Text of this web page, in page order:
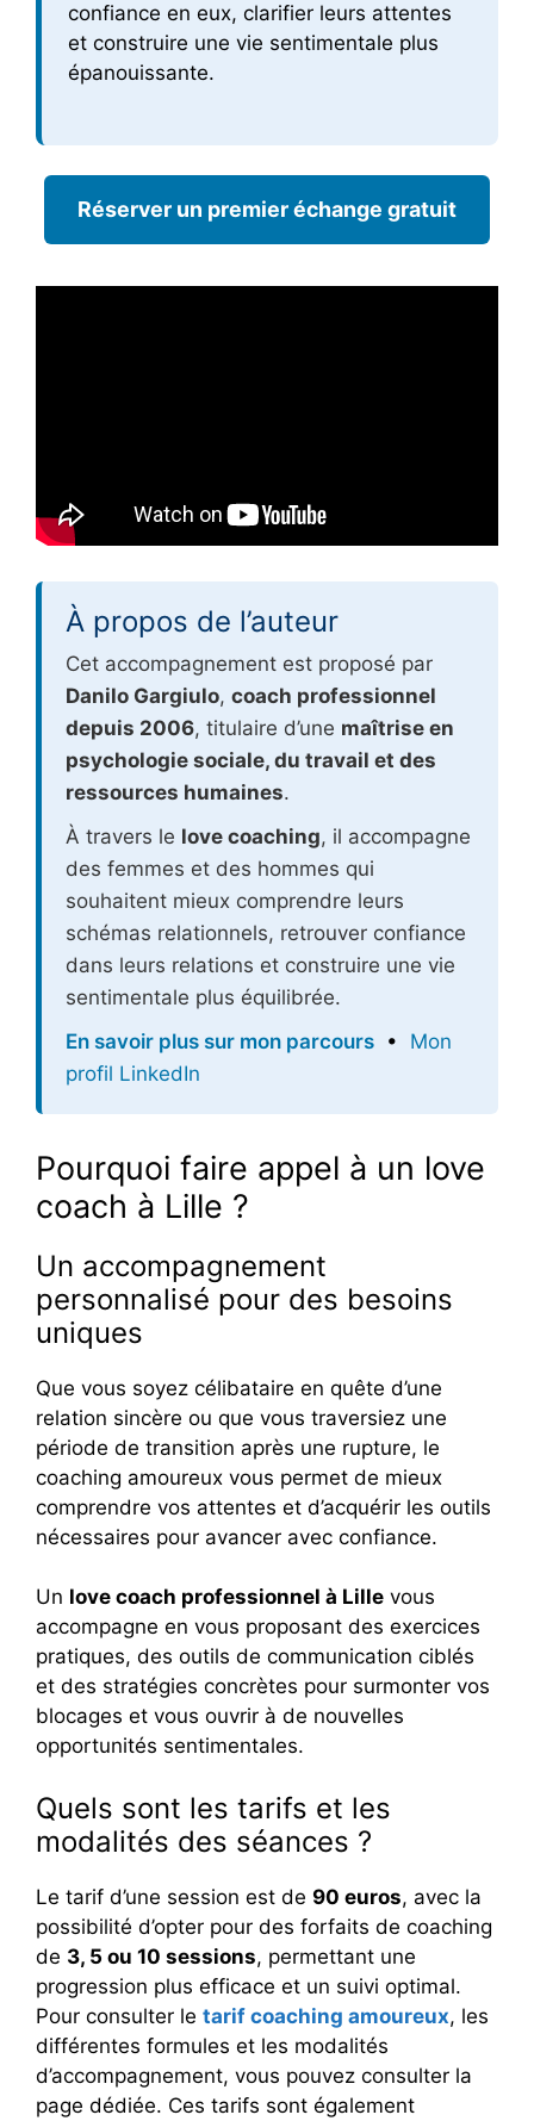
confiance en eux, clarifier leurs attentes
et construire une vie sentimentale plus
épanouissante.
Réserver un premier échange gratuit
À propos de l’auteur
Cet accompagnement est proposé par
Danilo Gargiulo, coach professionnel
depuis 2006, titulaire d’une maîtrise en
psychologie sociale, du travail et des
ressources humaines.
À travers le love coaching, il accompagne
des femmes et des hommes qui
souhaitent mieux comprendre leurs
schémas relationnels, retrouver confiance
dans leurs relations et construire une vie
sentimentale plus équilibrée.
En savoir plus sur mon parcours • Mon
profil LinkedIn
Pourquoi faire appel à un love
coach à Lille ?
Un accompagnement
personnalisé pour des besoins
uniques
Que vous soyez célibataire en quête d’une
relation sincère ou que vous traversiez une
période de transition après une rupture, le
coaching amoureux vous permet de mieux
comprendre vos attentes et d’acquérir les outils
nécessaires pour avancer avec confiance.
Un love coach professionnel à Lille vous
accompagne en vous proposant des exercices
pratiques, des outils de communication ciblés
et des stratégies concrètes pour surmonter vos
blocages et vous ouvrir à de nouvelles
opportunités sentimentales.
Quels sont les tarifs et les
modalités des séances ?
Le tarif d’une session est de 90 euros, avec la
possibilité d’opter pour des forfaits de coaching
de 3, 5 ou 10 sessions, permettant une
progression plus efficace et un suivi optimal.
Pour consulter le tarif coaching amoureux, les
différentes formules et les modalités
d’accompagnement, vous pouvez consulter la
page dédiée. Ces tarifs sont également